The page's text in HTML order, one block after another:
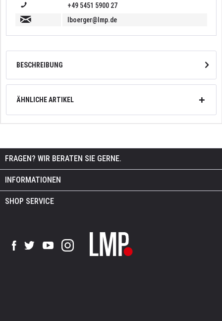
+49 5451 5900 27
lboerger@lmp.de
BESCHREIBUNG
ÄHNLICHE ARTIKEL
FRAGEN? WIR BERATEN SIE GERNE.
INFORMATIONEN
SHOP SERVICE